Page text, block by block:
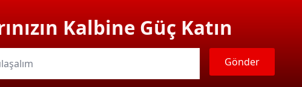
Kalbine Güç Katın
Gönder